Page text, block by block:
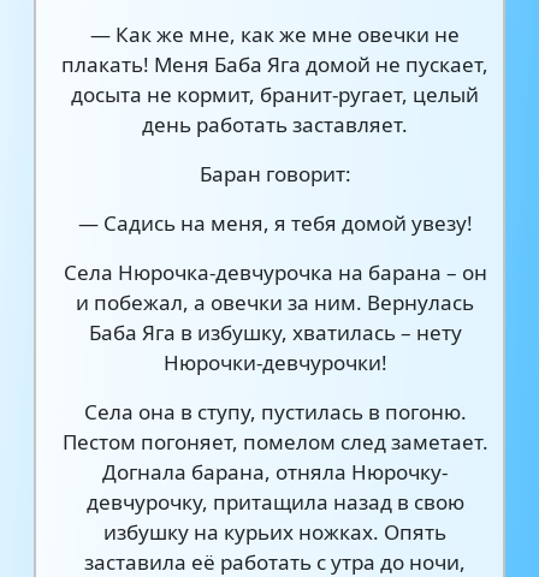
— Как же мне, как же мне овечки не
плакать! Меня Баба Яга домой не пускает,
досыта не кормит, бранит-ругает, целый
день работать заставляет.
Баран говорит:
— Садись на меня, я тебя домой увезу!
Села Нюрочка-девчурочка на барана – он
и побежал, а овечки за ним. Вернулась
Баба Яга в избушку, хватилась – нету
Нюрочки-девчурочки!
Села она в ступу, пустилась в погоню.
Пестом погоняет, помелом след заметает.
Догнала барана, отняла Нюрочку-
девчурочку, притащила назад в свою
избушку на курьих ножках. Опять
заставила её работать с утра до ночи,